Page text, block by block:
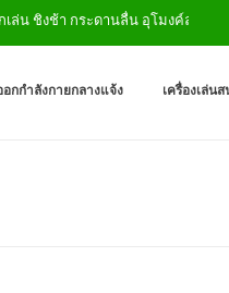
น ชิงช้า กระดานลื่น อุโมงค์ลอด
เครื่องออกกำลัง
ผู้ผลิตเครื่องออกกำลัง
อกกำลังกายกลางแจ้ง เครื่องเล่น